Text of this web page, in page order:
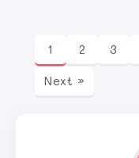
1 2 3
Next »